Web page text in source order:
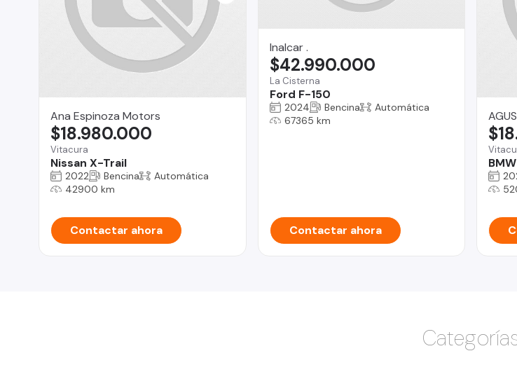
Ana Espinoza Motors
Vitacura
Nissan X-Trail
$18.980.000
2022 Bencina
Automática
42900 km
Contactar ahora
Inalcar .
La Cisterna
Ford F-150
$42.990.000
2024 Bencina
Automática
67365 km
Contactar ahora